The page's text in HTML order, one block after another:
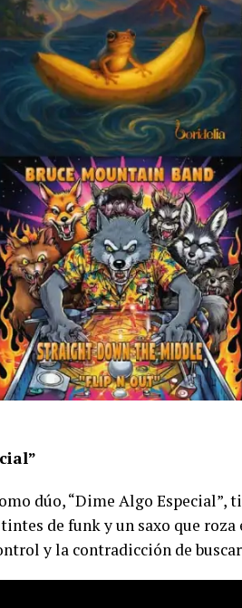
dúo, “Dime Algo Especial”,
de funk y un saxo que
y la contradicción de